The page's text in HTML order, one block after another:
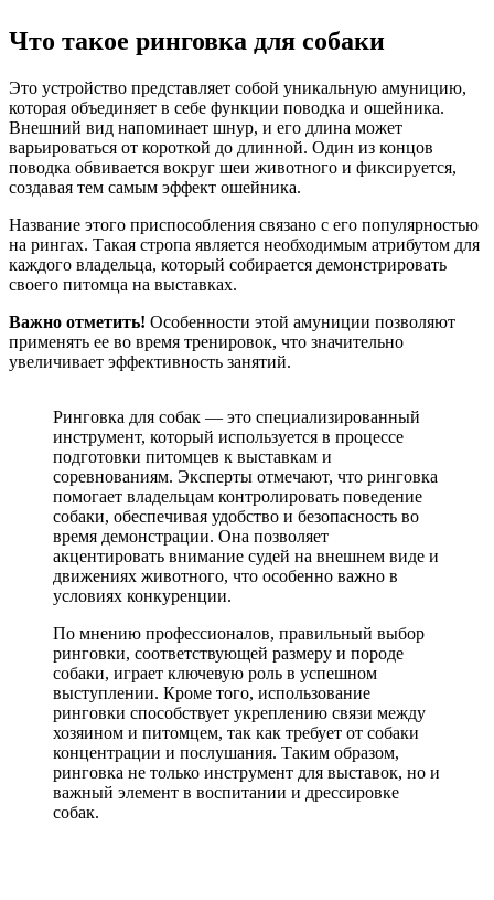
Что такое ринговка для собаки
Это устройство представляет собой уникальную амуницию,
которая объединяет в себе функции поводка и ошейника.
Внешний вид напоминает шнур, и его длина может
варьироваться от короткой до длинной. Один из концов
поводка обвивается вокруг шеи животного и фиксируется,
создавая тем самым эффект ошейника.
Название этого приспособления связано с его популярностью
на рингах. Такая стропа является необходимым атрибутом для
каждого владельца, который собирается демонстрировать
своего питомца на выставках.
Важно отметить! Особенности этой амуниции позволяют
применять ее во время тренировок, что значительно
увеличивает эффективность занятий.
Ринговка для собак — это специализированный
инструмент, который используется в процессе
подготовки питомцев к выставкам и
соревнованиям. Эксперты отмечают, что ринговка
помогает владельцам контролировать поведение
собаки, обеспечивая удобство и безопасность во
время демонстрации. Она позволяет
акцентировать внимание судей на внешнем виде и
движениях животного, что особенно важно в
условиях конкуренции.
По мнению профессионалов, правильный выбор
ринговки, соответствующей размеру и породе
собаки, играет ключевую роль в успешном
выступлении. Кроме того, использование
ринговки способствует укреплению связи между
хозяином и питомцем, так как требует от собаки
концентрации и послушания. Таким образом,
ринговка не только инструмент для выставок, но и
важный элемент в воспитании и дрессировке
собак.